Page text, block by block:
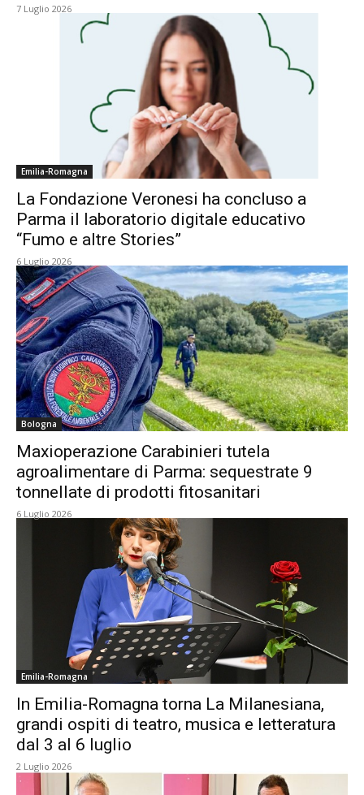
7 Luglio 2026
Emilia-Romagna
La Fondazione Veronesi ha concluso a
Parma il laboratorio digitale educativo
“Fumo e altre Stories”
6 Luglio 2026
Bologna
Maxioperazione Carabinieri tutela
agroalimentare di Parma: sequestrate 9
tonnellate di prodotti fitosanitari
6 Luglio 2026
Emilia-Romagna
In Emilia-Romagna torna La Milanesiana,
grandi ospiti di teatro, musica e letteratura
dal 3 al 6 luglio
2 Luglio 2026